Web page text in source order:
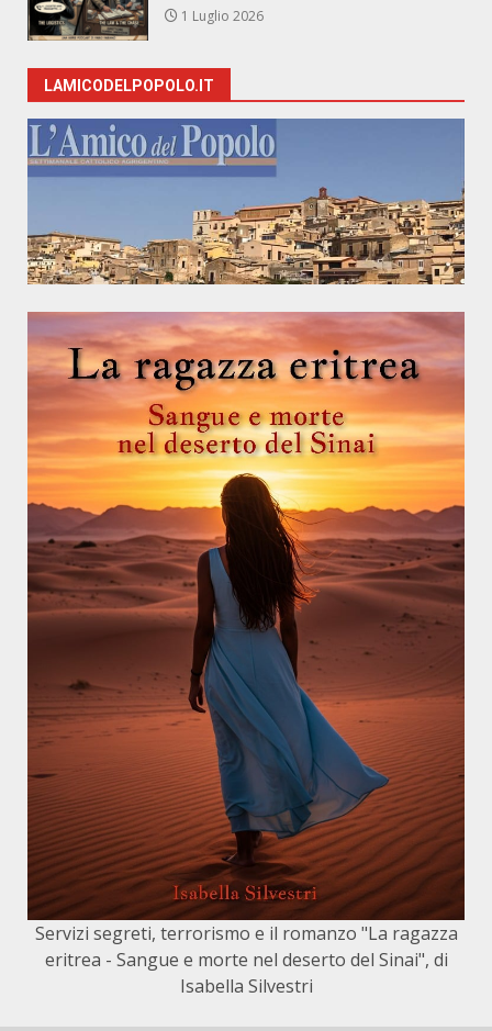
1 Luglio 2026
LAMICODELPOPOLO.IT
Servizi segreti, terrorismo e il romanzo "La ragazza
eritrea - Sangue e morte nel deserto del Sinai", di
Isabella Silvestri